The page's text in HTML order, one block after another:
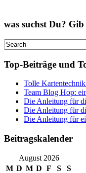
was suchst Du?
Top-Beiträge und
Tolle
Team Blog Hop:
Die Anleitung für
Die Anleitung für
Die Anleitung für
Beitragskalender
August 2026
M D M D F S
S